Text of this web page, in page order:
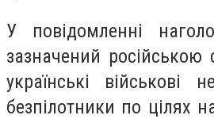
У повідомленні
зазначений російською
українські військові
безпілотники по цілях